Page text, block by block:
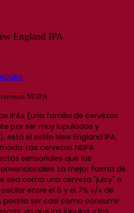
England IPA
NEIPA
IPAs (una familia de cervezas
por ser muy lupuladas y
el estilo New England IPA,
Las cervezas NEIPA
sensoriales que las
La mejor forma de
sea como una cerveza "juicy" o
entre el 5 y el 7% v/v de
podría ser casi como consumir